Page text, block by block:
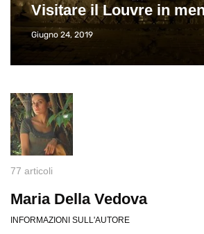
Visitare il Louvre in
Giugno 24, 2019
77 articoli
Maria Della Vedova
INFORMAZIONI SULL'AUTORE